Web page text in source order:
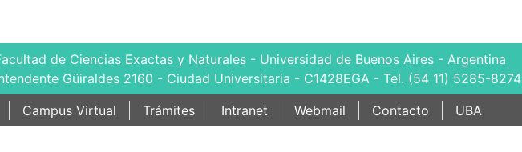
de Ciencias Exactas y Naturales - Universidad de Buenos Aires - Argentina
Güiraldes 2160 - Ciudad Universitaria - C1428EGA - Tel. (54 11) 5285-8274
Campus Virtual Trámites Intranet Webmail Contacto UBA